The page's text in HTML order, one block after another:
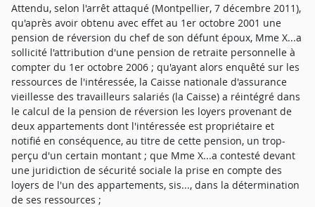
Attendu, selon l'arrêt attaqué (Montpellier, 7 décembre 2011),
qu'après avoir obtenu avec effet au 1er octobre 2001 une
pension de réversion du chef de son défunt époux, Mme X...a
sollicité l'attribution d'une pension de retraite personnelle à
compter du 1er octobre 2006 ; qu'ayant alors enquêté sur les
ressources de l'intéressée, la Caisse nationale d'assurance
vieillesse des travailleurs salariés (la Caisse) a réintégré dans
le calcul de la pension de réversion les loyers provenant de
deux appartements dont l'intéressée est propriétaire et
notifié en conséquence, au titre de cette pension, un trop-
perçu d'un certain montant ; que Mme X...a contesté devant
une juridiction de sécurité sociale la prise en compte des
loyers de l'un des appartements, sis..., dans la détermination
de ses ressources ;